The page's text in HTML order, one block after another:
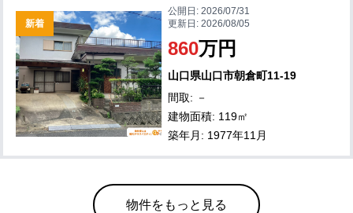
新着
公開日:2026/07/31
更新日:2026/08/05
860万円
山口県山口市朝倉町11-19
間取: －
建物面積: 119㎡
築年月: 1977年11月
物件をもっと見る